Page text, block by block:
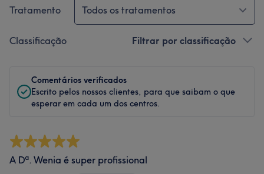
Tratamento Todos os tratamentos
Classificação Filtrar por classificação
Comentários verificados
Escrito pelos nossos clientes, para que saibam o que
esperar em cada um dos centros.
A Dª. Wenia é super profissional